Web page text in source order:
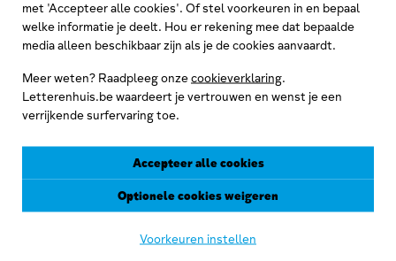
met 'Accepteer alle cookies'. Of stel voorkeuren in en bepaal
welke informatie je deelt. Hou er rekening mee dat bepaalde
media alleen beschikbaar zijn als je de cookies aanvaardt.
Meer weten? Raadpleeg onzecookieverklaring.
Letterenhuis.be waardeert je vertrouwen en wenst je een
verrijkende surfervaring toe.
Accepteer alle cookies
Optionele cookies weigeren
Voorkeuren instellen
Letterenhuis·Stof aflevering 3. Georges Eekhoud, et Son Bien Aimé Petit Sander